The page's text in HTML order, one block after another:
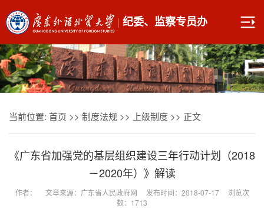
| 纪委、监察专员办
当前位置: 首页 >> 制度法规 >> 上级制度 >> 正文
《广东省加强党的基层组织建设三年行动计划（2018
－2020年）》解读
作者： 文章来源：广东省人民政府网 发布时间：2018-07-17 浏览次
数： 1713